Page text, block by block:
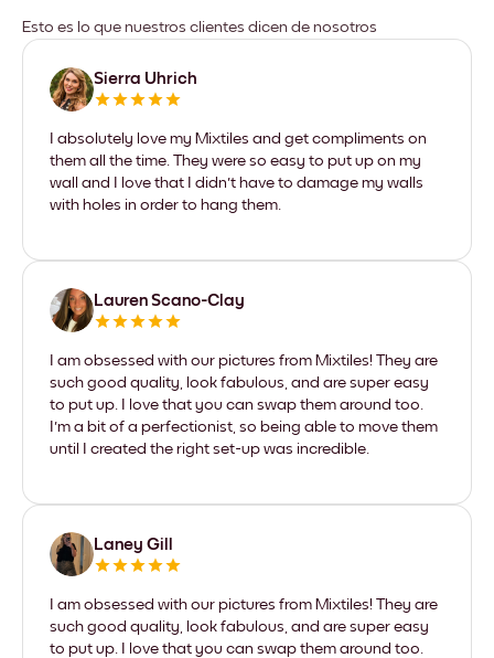
Esto es lo que nuestros clientes dicen de nosotros
Sierra Uhrich
I absolutely love my Mixtiles and get compliments on
them all the time. They were so easy to put up on my
wall and I love that I didn't have to damage my walls
with holes in order to hang them.
Lauren Scano-Clay
I am obsessed with our pictures from Mixtiles! They are
such good quality, look fabulous, and are super easy
to put up. I love that you can swap them around too.
I'm a bit of a perfectionist, so being able to move them
until I created the right set-up was incredible.
Laney Gill
I am obsessed with our pictures from Mixtiles! They are
such good quality, look fabulous, and are super easy
to put up. I love that you can swap them around too.